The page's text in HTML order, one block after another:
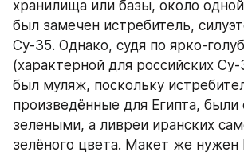
хранилища или базы, около
был замечен истребитель,
Су-35. Однако, судя по ярко-
(характерной для российских
был муляж, поскольку
произведённые для Египта, были
зелеными, а ливреи иранских
зелёного цвета. Макет же нужен